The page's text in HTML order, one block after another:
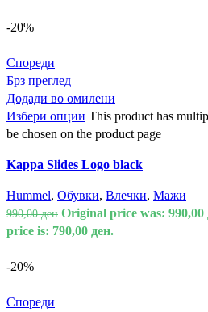
-20%
Спореди
Брз преглед
Додади во омилени
Избери опции This product has
be chosen on the product page
Kappa Slides Logo black
Hummel, Обувки, Влечки, Мажи
990,00ден Original price was: 990,00
price is: 790,00 ден.
-20%
Спореди